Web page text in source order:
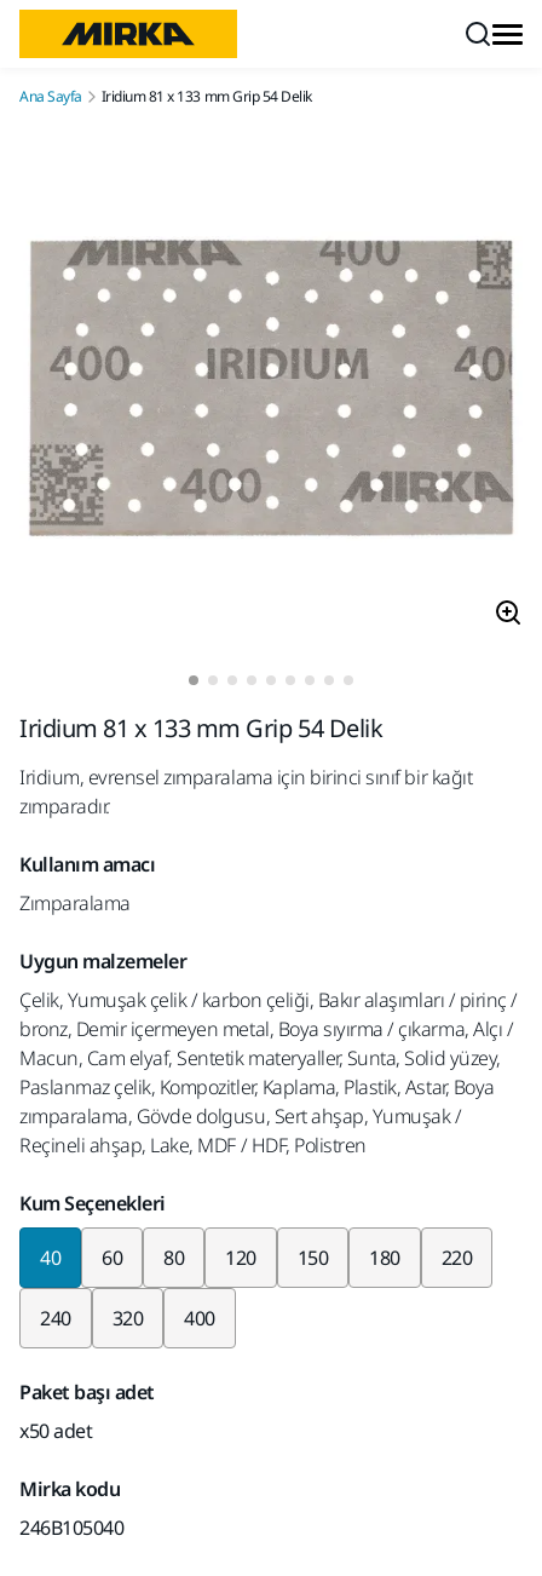
Ana Sayfa Iridium 81 x 133 mm Grip 54 Delik
Iridium 81 x 133 mm Grip 54 Delik
Iridium, evrensel zımparalama için birinci sınıf bir kağıt
zımparadır.
Kullanım amacı
Zımparalama
Uygun malzemeler
Çelik, Yumuşak çelik / karbon çeliği, Bakır alaşımları / pirinç /
bronz, Demir içermeyen metal, Boya sıyırma / çıkarma, Alçı /
Macun, Cam elyaf, Sentetik materyaller, Sunta, Solid yüzey,
Paslanmaz çelik, Kompozitler, Kaplama, Plastik, Astar, Boya
zımparalama, Gövde dolgusu, Sert ahşap, Yumuşak /
Reçineli ahşap, Lake, MDF / HDF, Polistren
Kum Seçenekleri
40 60 80 120 150 180 220
240 320 400
Paket başı adet
x50 adet
Mirka kodu
246B105040